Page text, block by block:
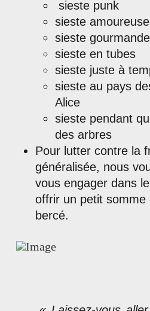
sieste punk
sieste amoureuse
sieste gourmande
sieste en tubes
sieste juste à
sieste au pays
Alice
sieste pendant
des arbres
Pour lutter contre la
généralisée, nous
vous engager dans
offrir un petit somme
bercé.